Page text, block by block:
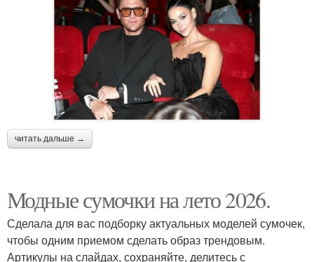
читать дальше →
Модные сумочки на лето 2026.
Сделала для вас подборку актуальных моделей сумочек,
чтобы одним приемом сделать образ трендовым.
Артикулы на слайдах, сохраняйте, делитесь с